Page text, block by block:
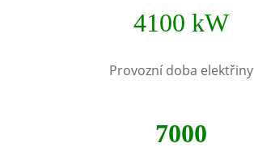
4100 kW
Provozní doba elektřiny
7000